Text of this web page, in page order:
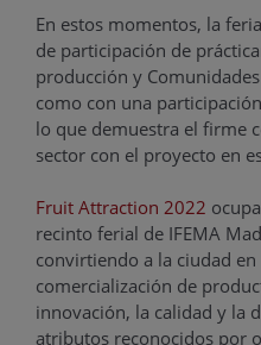
En estos momentos, la
de participación de
producción y
como con una
lo que demuestra el firme
sector con el proyecto en
Fruit Attraction 2022
recinto ferial de IFEMA
convirtiendo a la ciudad
comercialización de
innovación, la calidad y la
atributos reconocidos por